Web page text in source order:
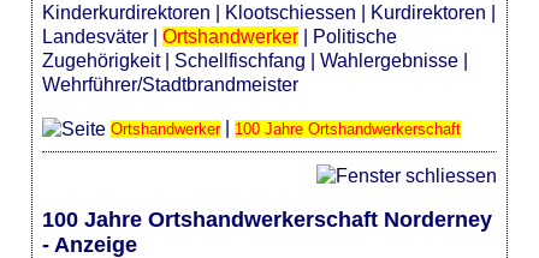
Kinderkurdirektoren
Klootschiessen Kurdirektoren
Landesväter |Ortshandwerker
Politische
Zugehörigkeit| Schellfischfang |Wahlergebnisse
Wehrführer/Stadtbrandmeister
Ortshandwerker| 100 Jahre Ortshandwerkerschaft
100 Jahre Ortshandwerkerschaft Norderney
- Anzeige